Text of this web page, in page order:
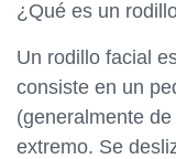
¿Qué es un
Un rodillo facial
consiste en un
(generalmente
extremo. Se